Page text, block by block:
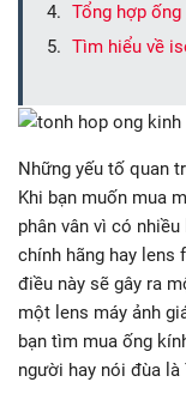
Tổng hợp
Tìm hiểu về
Những yếu tố quan
Khi bạn muốn mua
phân vân vì có
chính hãng hay lens
điều này sẽ gây ra
một lens máy ảnh
bạn tìm mua ống
người hay nói đùa